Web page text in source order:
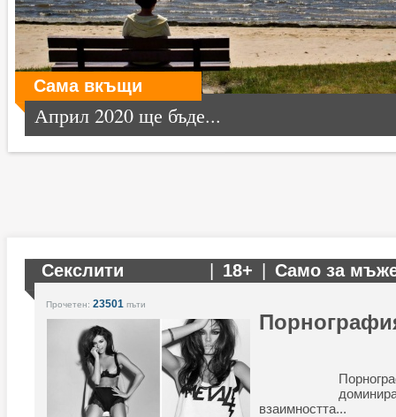
Сама вкъщи
Април 2020 ще бъде...
Секслити 18+ Само за
Прочетен: 23501 пъти
взаимността...